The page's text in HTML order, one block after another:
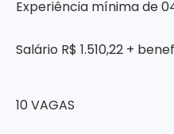
Experiência mínima de
Salário R$ 1.510,22 +
10 VAGAS